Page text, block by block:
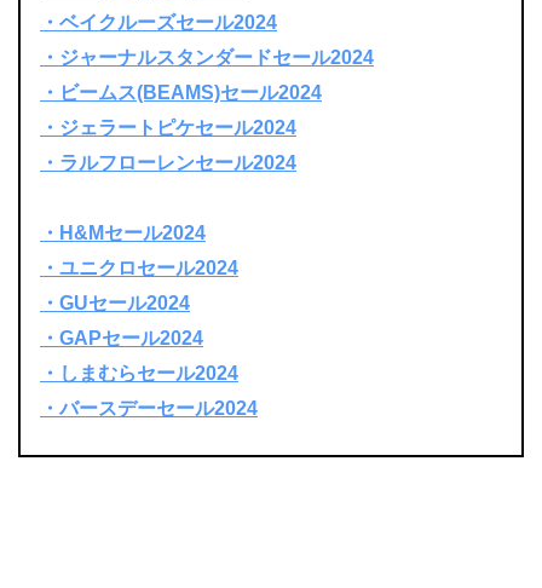
・ベイクルーズセール2024
・ジャーナルスタンダードセール2024
・ビームス(BEAMS)セール2024
・ジェラートピケセール2024
・ラルフローレンセール2024
・H&Mセール2024
・ユニクロセール2024
・GUセール2024
・GAPセール2024
・しまむらセール2024
・バースデーセール2024